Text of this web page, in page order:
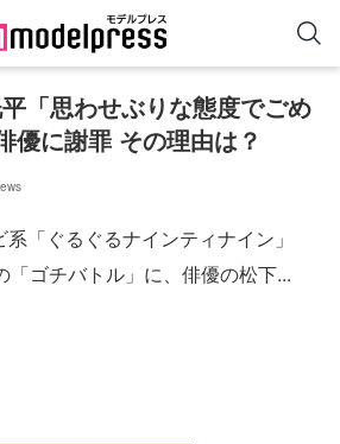
「思わせぶりな態度でごめ
優に謝罪 その理由は？
「ぐるぐるナインティナイン」
「ゴチバトル」に、俳優の松下...